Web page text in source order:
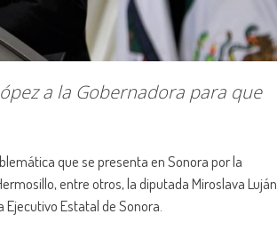
a la Gobernadora para que
que se presenta en Sonora por la
entre otros, la diputada Miroslava Luján
Estatal de Sonora.